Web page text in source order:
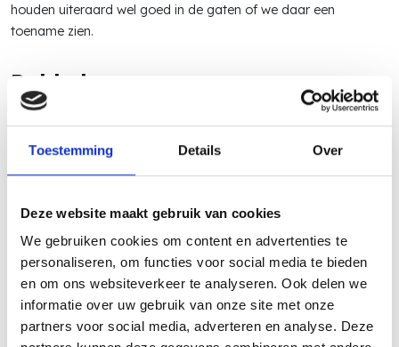
Toestemming Details Over
Deze website maakt gebruik van cookies
We gebruiken cookies om content en advertenties te
personaliseren, om functies voor social media te bieden
en om ons websiteverkeer te analyseren. Ook delen we
informatie over uw gebruik van onze site met onze
partners voor social media, adverteren en analyse. Deze
houden uiteraard wel goed in de gaten of we daar een
toename zien.
Dubbele campagnes
Nadat elke campagne was opgezet met de juiste
dubbelen. Dit is gedaan om per campagne een andere
biedstrategie te gebruiken. Zo is er een campagne gericht op
doelkosten per conversie. Deze dubbeling zorgt ervoor dat de
campagne gericht op klikken tot de klikprijs van $2 gaat. De
campagne gericht op dedoelkosten per conversie gaat over
deze beperking van Google Grants heen omdat de focus ligt
op conversies tegen ingestelde kosten. En als een strategie op
conversies is ingesteld, dan is er vanuit Google geen beperking